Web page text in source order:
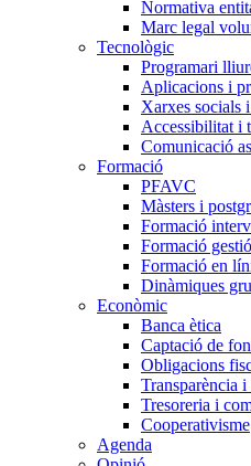
Normativa
Marc legal
Tecnològic
Programari
Aplicacions i
Xarxes socials
Accessibilitat i
Comunicació
Formació
PFAVC
Màsters i
Formació
Formació gestió
Formació en
Dinàmiques
Econòmic
Banca ètica
Captació de
Obligacions
Transparència
Tresoreria i
Cooperativisme
Agenda